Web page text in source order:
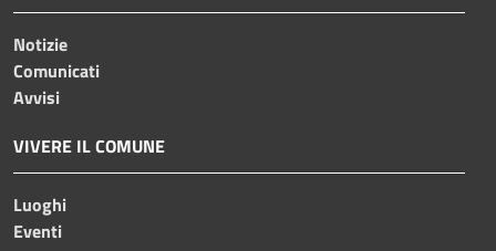
Notizie
Comunicati
Avvisi
VIVERE IL COMUNE
Luoghi
Eventi